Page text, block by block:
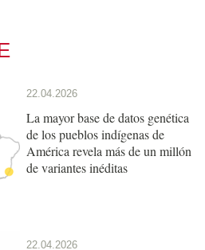
22.04.2026
La mayor base de datos genética
de los pueblos indígenas de
América revela más de un millón
de variantes inéditas
22.04.2026